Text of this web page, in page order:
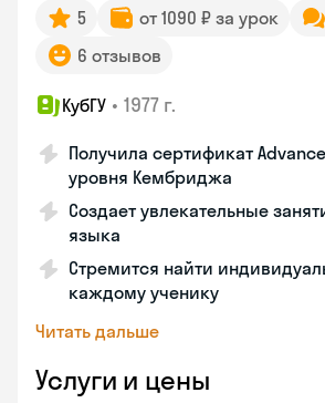
5 от 1090 ₽ за урок
6 отзывов
КубГУ • 1977 г.
Получила сертификат
уровня Кембриджа
Создает увлекательные
языка
Стремится найти
каждому ученику
Читать дальше
Услуги и цены